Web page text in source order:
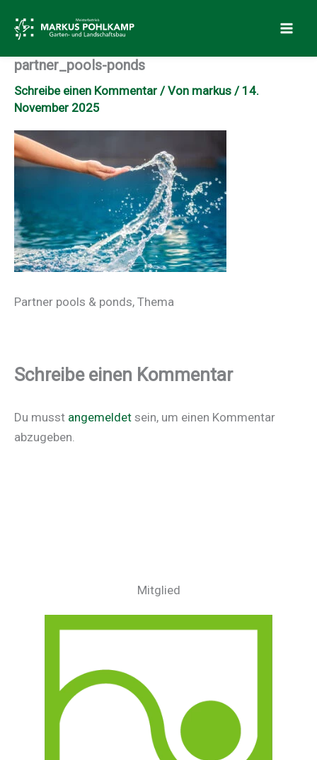
Inhalt
partner_pools-ponds
Schreibe einen Kommentar / Von markus / 14.
November 2025
Partner pools & ponds, Thema
Schreibe einen Kommentar
Du musst angemeldet sein, um einen Kommentar
abzugeben.
Mitglied